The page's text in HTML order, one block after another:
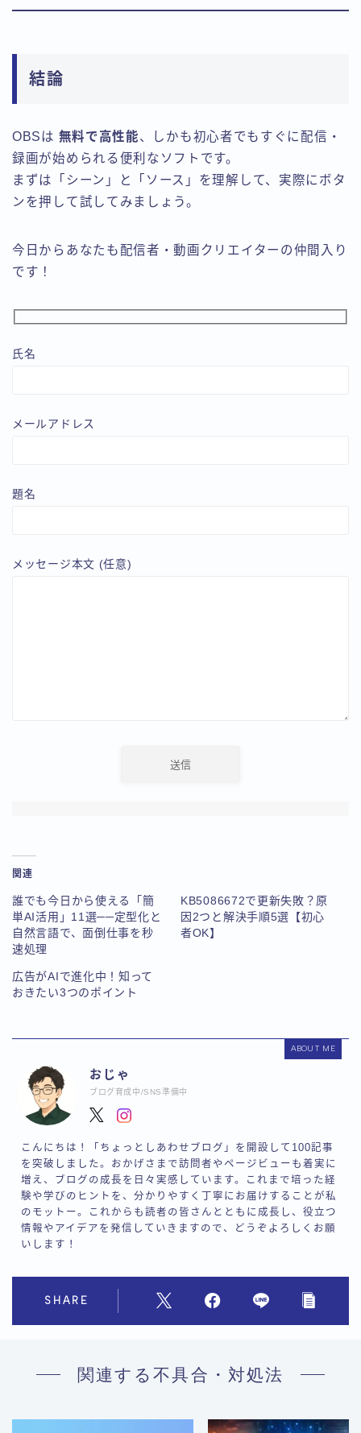
結論
OBSは 無料で高性能、しかも初心者でもすぐに配信・
録画が始められる便利なソフトです。
まずは「シーン」と「ソース」を理解して、実際にボタ
ンを押して試してみましょう。
今日からあなたも配信者・動画クリエイターの仲間入り
です！
氏名
メールアドレス
題名
メッセージ本文 (任意)
関連
誰でも今日から使える「簡
単AI活用」11選──定型化と
自然言語で、面倒仕事を秒
速処理
KB5086672で更新失敗？原
因2つと解決手順5選【初心
者OK】
広告がAIで進化中！知って
おきたい3つのポイント
ABOUT ME
おじゃ
ブログ育成中/SNS準備中
こんにちは！「ちょっとしあわせブログ」を開設して100記事
を突破しました。おかげさまで訪問者やページビューも着実に
増え、ブログの成長を日々実感しています。これまで培った経
験や学びのヒントを、分かりやすく丁寧にお届けすることが私
のモットー。これからも読者の皆さんとともに成長し、役立つ
情報やアイデアを発信していきますので、どうぞよろしくお願
いします！
SHARE
関連する不具合・対処法